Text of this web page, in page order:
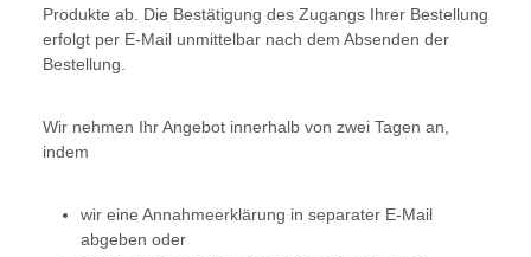
Produkte ab. Die Bestätigung des Zugangs Ihrer Bestellung
erfolgt per E-Mail unmittelbar nach dem Absenden der
Bestellung.
Wir nehmen Ihr Angebot innerhalb von zwei Tagen an,
indem
wir eine Annahmeerklärung in separater E-Mail
abgeben oder